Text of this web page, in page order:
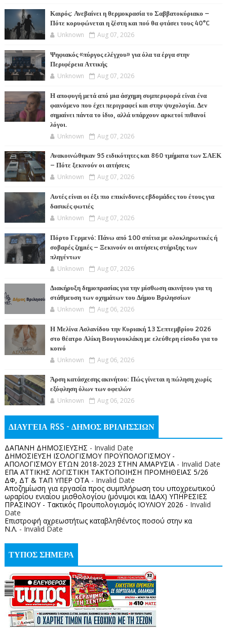
Καιρός: Ανεβαίνει η θερμοκρασία το Σαββατοκύριακο –
Πότε κορυφώνεται η ζέστη και πού θα φτάσει τους 40°C
Unknown Aug 07, 2026
Ψηφιακός «πύργος ελέγχου» για όλα τα έργα στην
Περιφέρεια Αττικής
Unknown Aug 07, 2026
Η αποφυγή μετά από μια άσχημη συμπεριφορά είναι ένα
φαινόμενο που έχει περιγραφεί και στην ψυχολογία. Δεν
σημαίνει πάντα το ίδιο, αλλά υπάρχουν αρκετοί πιθανοί
λόγοι.
Unknown Aug 07, 2026
Ανακοινώθηκαν 95 ειδικότητες και 860 τμήματα των ΣΑΕΚ
– Πότε ξεκινούν οι αιτήσεις
Unknown Aug 07, 2026
Αυτές είναι οι έξι πιο επικίνδυνες εβδομάδες του έτους για
δασικές φωτιές
Unknown Aug 07, 2026
Πόρτο Γερμενό: Πάνω από 100 σπίτια με ολοκληρωτικές ή
σοβαρές ζημιές – Ξεκινούν οι αιτήσεις στήριξης των
πληγέντων
Unknown Aug 07, 2026
Διακήρυξη δημοπρασίας για την μίσθωση ακινήτου για τη
στάθμευση των οχημάτων του Δήμου Βριλησσίων
Unknown Aug 06, 2026
Η Μελίνα Ασλανίδου την Kυριακή 13 Σεπτεμβρίου 2026
στο θέατρο Αλίκη Βουγιουκλάκη με ελεύθερη είσοδο για το
κοινό
Unknown Aug 06, 2026
Άρση κατάσχεσης ακινήτου: Πώς γίνεται η πώληση χωρίς
εξόφληση όλων των οφειλών
Unknown Aug 06, 2026
ΔΙΑΥΓΕΙΑ RSS - ΔΗΜΟΣ ΒΡΙΛΗΣΣΙΩΝ
ΔΑΠΑΝΗ ΔΗΜΟΣΙΕΥΣΗΣ - Invalid Date
ΔΗΜΟΣΙΕΥΣΗ ΙΣΟΛΟΓΙΣΜΟΥ ΠΡΟΫΠΟΛΟΓΙΣΜΟΥ -
ΑΠΟΛΟΓΙΣΜΟΥ ΕΤΩΝ 2018-2023 ΣΤΗΝ ΑΜΑΡΥΣΙΑ- Invalid Date
ΕΠΑ ΑΤΤΙΚΗΣ ΛΟΓΙΣΤΙΚΗ ΤΑΚΤΟΠΟΙΗΣΗ ΠΡΟΜΗΘΕΙΑΣ 5/26
ΔΦ, ΔΤ & ΤΑΠ ΥΠΕΡ ΟΤΑ- Invalid Date
Αποζημίωση για εργασία προς συμπλήρωση του υποχρεωτικού
ωραρίου ενιαίου μισθολογίου (μόνιμοι και ΙΔΑΧ) ΥΠΗΡΕΣΙΕΣ
ΠΡΑΣΙΝΟΥ - Τακτικός Προυπολογισμός ΙΟΥΛΙΟΥ 2026 - Invalid
Date
Επιστροφή αχρεωστήτως καταβληθέντος ποσoύ στην κα
Ν.Λ. - Invalid Date
ΤΥΠΟΣ ΣΗΜΕΡΑ